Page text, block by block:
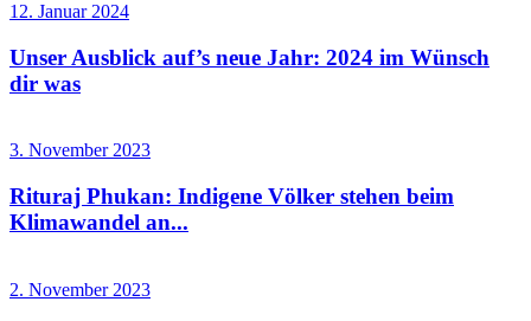
12. Januar 2024
Unser Ausblick auf’s neue Jahr: 2024 im Wünsch
dir was
3. November 2023
Rituraj Phukan: Indigene Völker stehen beim
Klimawandel an...
2. November 2023